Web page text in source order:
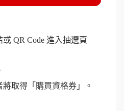
QR Code 進入抽選頁
取得「購買資格券」。